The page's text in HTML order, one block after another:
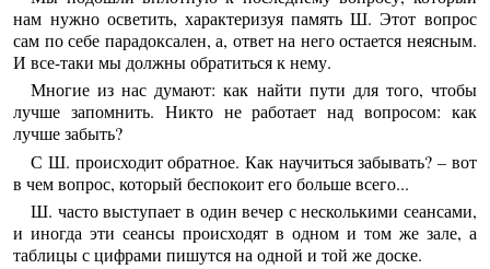
нам нужно осветить, характеризуя память Ш. Этот вопрос
сам по себе парадоксален, а, ответ на него остается неясным.
И все-таки мы должны обратиться к нему.
Многие из нас думают: как найти пути для того, чтобы
лучше запомнить. Никто не работает над вопросом: как
лучше забыть?
С Ш. происходит обратное. Как научиться забывать? – вот
в чем вопрос, который беспокоит его больше всего...
Ш. часто выступает в один вечер с несколькими сеансами,
и иногда эти сеансы происходят в одном и том же зале, а
таблицы с цифрами пишутся на одной и той же доске.